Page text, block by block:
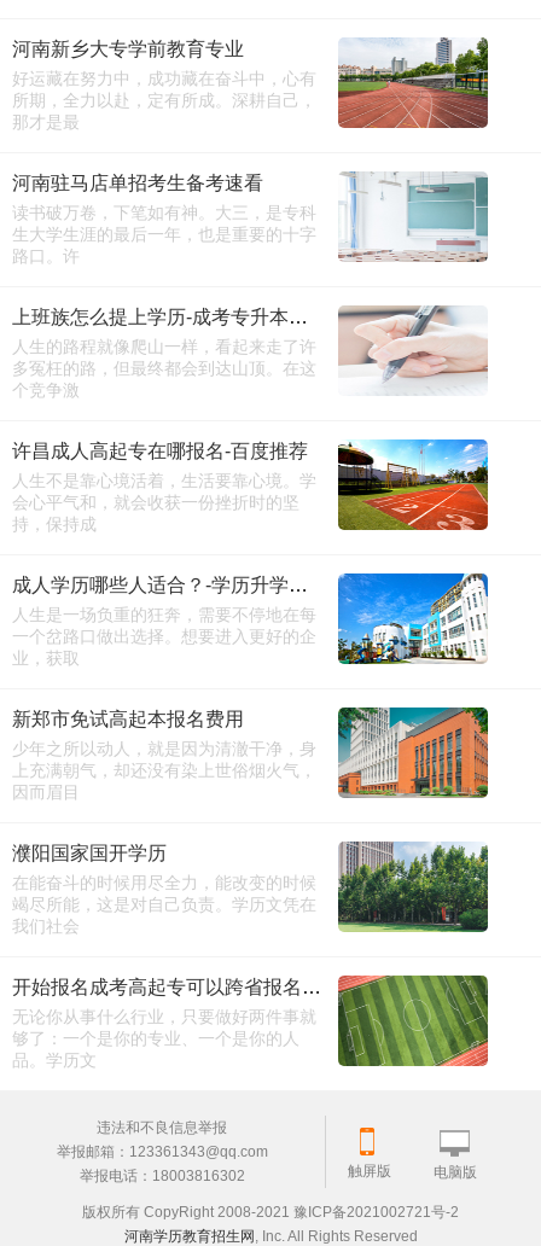
河南新乡大专学前教育专业
好运藏在努力中，成功藏在奋斗中，心有
所期，全力以赴，定有所成。深耕自己，
那才是最
河南驻马店单招考生备考速看
读书破万卷，下笔如有神。大三，是专科
生大学生涯的最后一年，也是重要的十字
路口。许
上班族怎么提上学历-成考专升本报名时间
人生的路程就像爬山一样，看起来走了许
多冤枉的路，但最终都会到达山顶。在这
个竞争激
许昌成人高起专在哪报名-百度推荐
人生不是靠心境活着，生活要靠心境。学
会心平气和，就会收获一份挫折时的坚
持，保持成
成人学历哪些人适合？-学历升学咨询
人生是一场负重的狂奔，需要不停地在每
一个岔路口做出选择。想要进入更好的企
业，获取
新郑市免试高起本报名费用
少年之所以动人，就是因为清澈干净，身
上充满朝气，却还没有染上世俗烟火气，
因而眉目
濮阳国家国开学历
在能奋斗的时候用尽全力，能改变的时候
竭尽所能，这是对自己负责。学历文凭在
我们社会
开始报名成考高起专可以跨省报名吗（详细版）
无论你从事什么行业，只要做好两件事就
够了：一个是你的专业、一个是你的人
品。学历文
违法和不良信息举报
举报邮箱：123361343@qq.com
举报电话：18003816302
触屏版 电脑版
版权所有 CopyRight 2008-2021 豫ICP备2021002721号-2
河南学历教育招生网 , Inc. All Rights Reserved